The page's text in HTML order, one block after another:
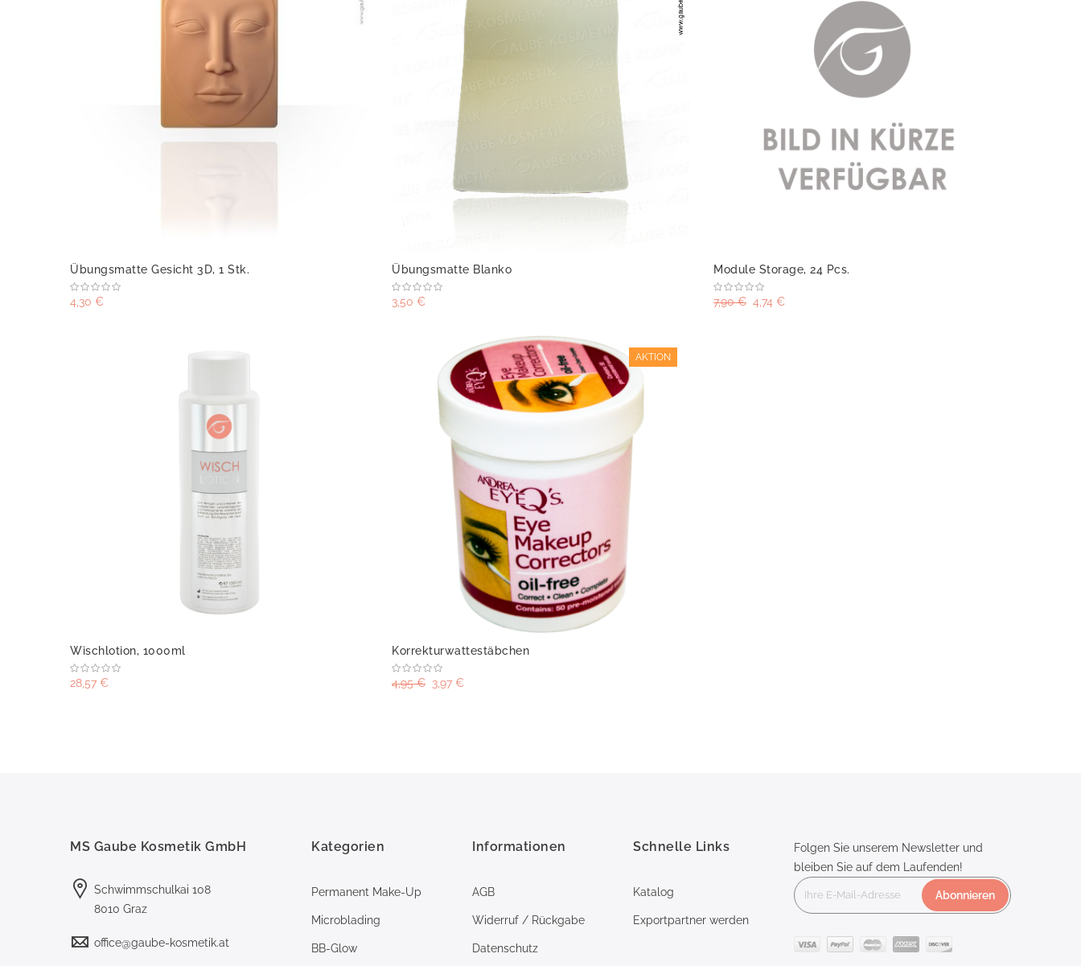
Übungsmatte Gesicht 3D, 1 Stk.
4,30 €
Übungsmatte Blanko
3,50 €
Module Storage, 24 Pcs.
4,74 €
7,90 €
Wischlotion, 1000ml
28,57 €
AKTION
Korrekturwattestäbchen
3,97 €
4,95 €
MS Gaube Kosmetik GmbH
Schwimmschulkai 108
8010 Graz
office@gaube-kosmetik.at
Kategorien
Permanent Make-Up
Microblading
BB-Glow
Informationen
AGB
Widerruf / Rückgabe
Datenschutz
Schnelle Links
Katalog
Exportpartner werden
Folgen Sie unserem Newsletter und
bleiben Sie auf dem Laufenden!
Abonnieren